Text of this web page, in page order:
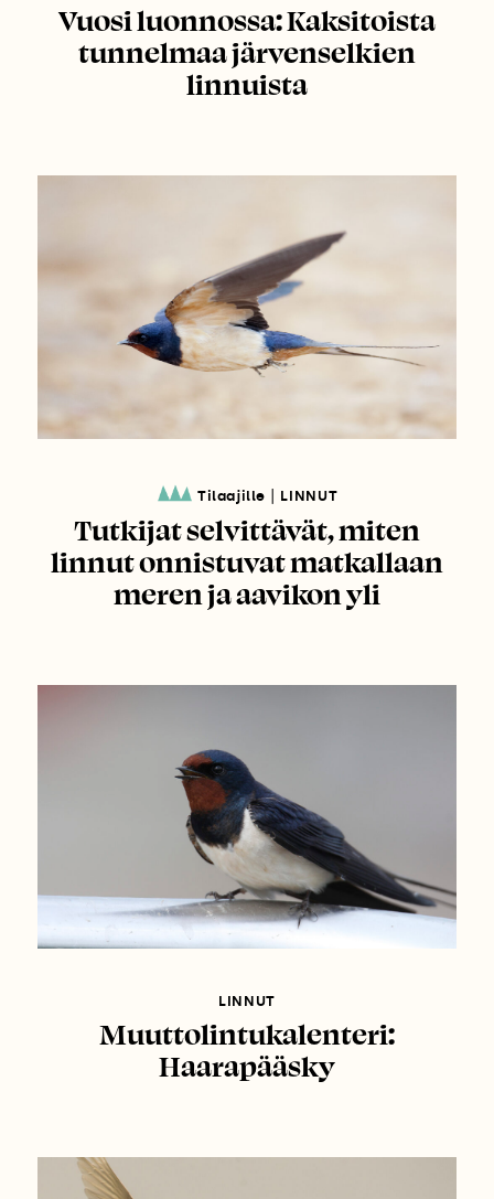
Vuosi luonnossa: Kaksitoista
tunnelmaa järvenselkien
linnuista
Tilaajille LINNUT
Tutkijat selvittävät, miten
linnut onnistuvat matkallaan
meren ja aavikon yli
LINNUT
Muuttolintukalenteri:
Haarapääsky